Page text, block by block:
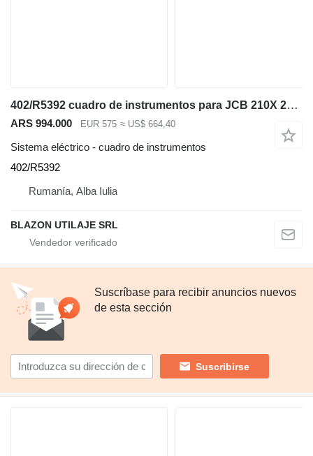
402/R5392 cuadro de instrumentos para JCB 210X 220X 130X 140X excavadora
ARS 994.000 EUR 575 ≈ US$ 664,40
Sistema eléctrico - cuadro de instrumentos
402/R5392
Rumanía, Alba Iulia
BLAZON UTILAJE SRL
Suscríbase para recibir anuncios nuevos
de esta sección
Suscribirse